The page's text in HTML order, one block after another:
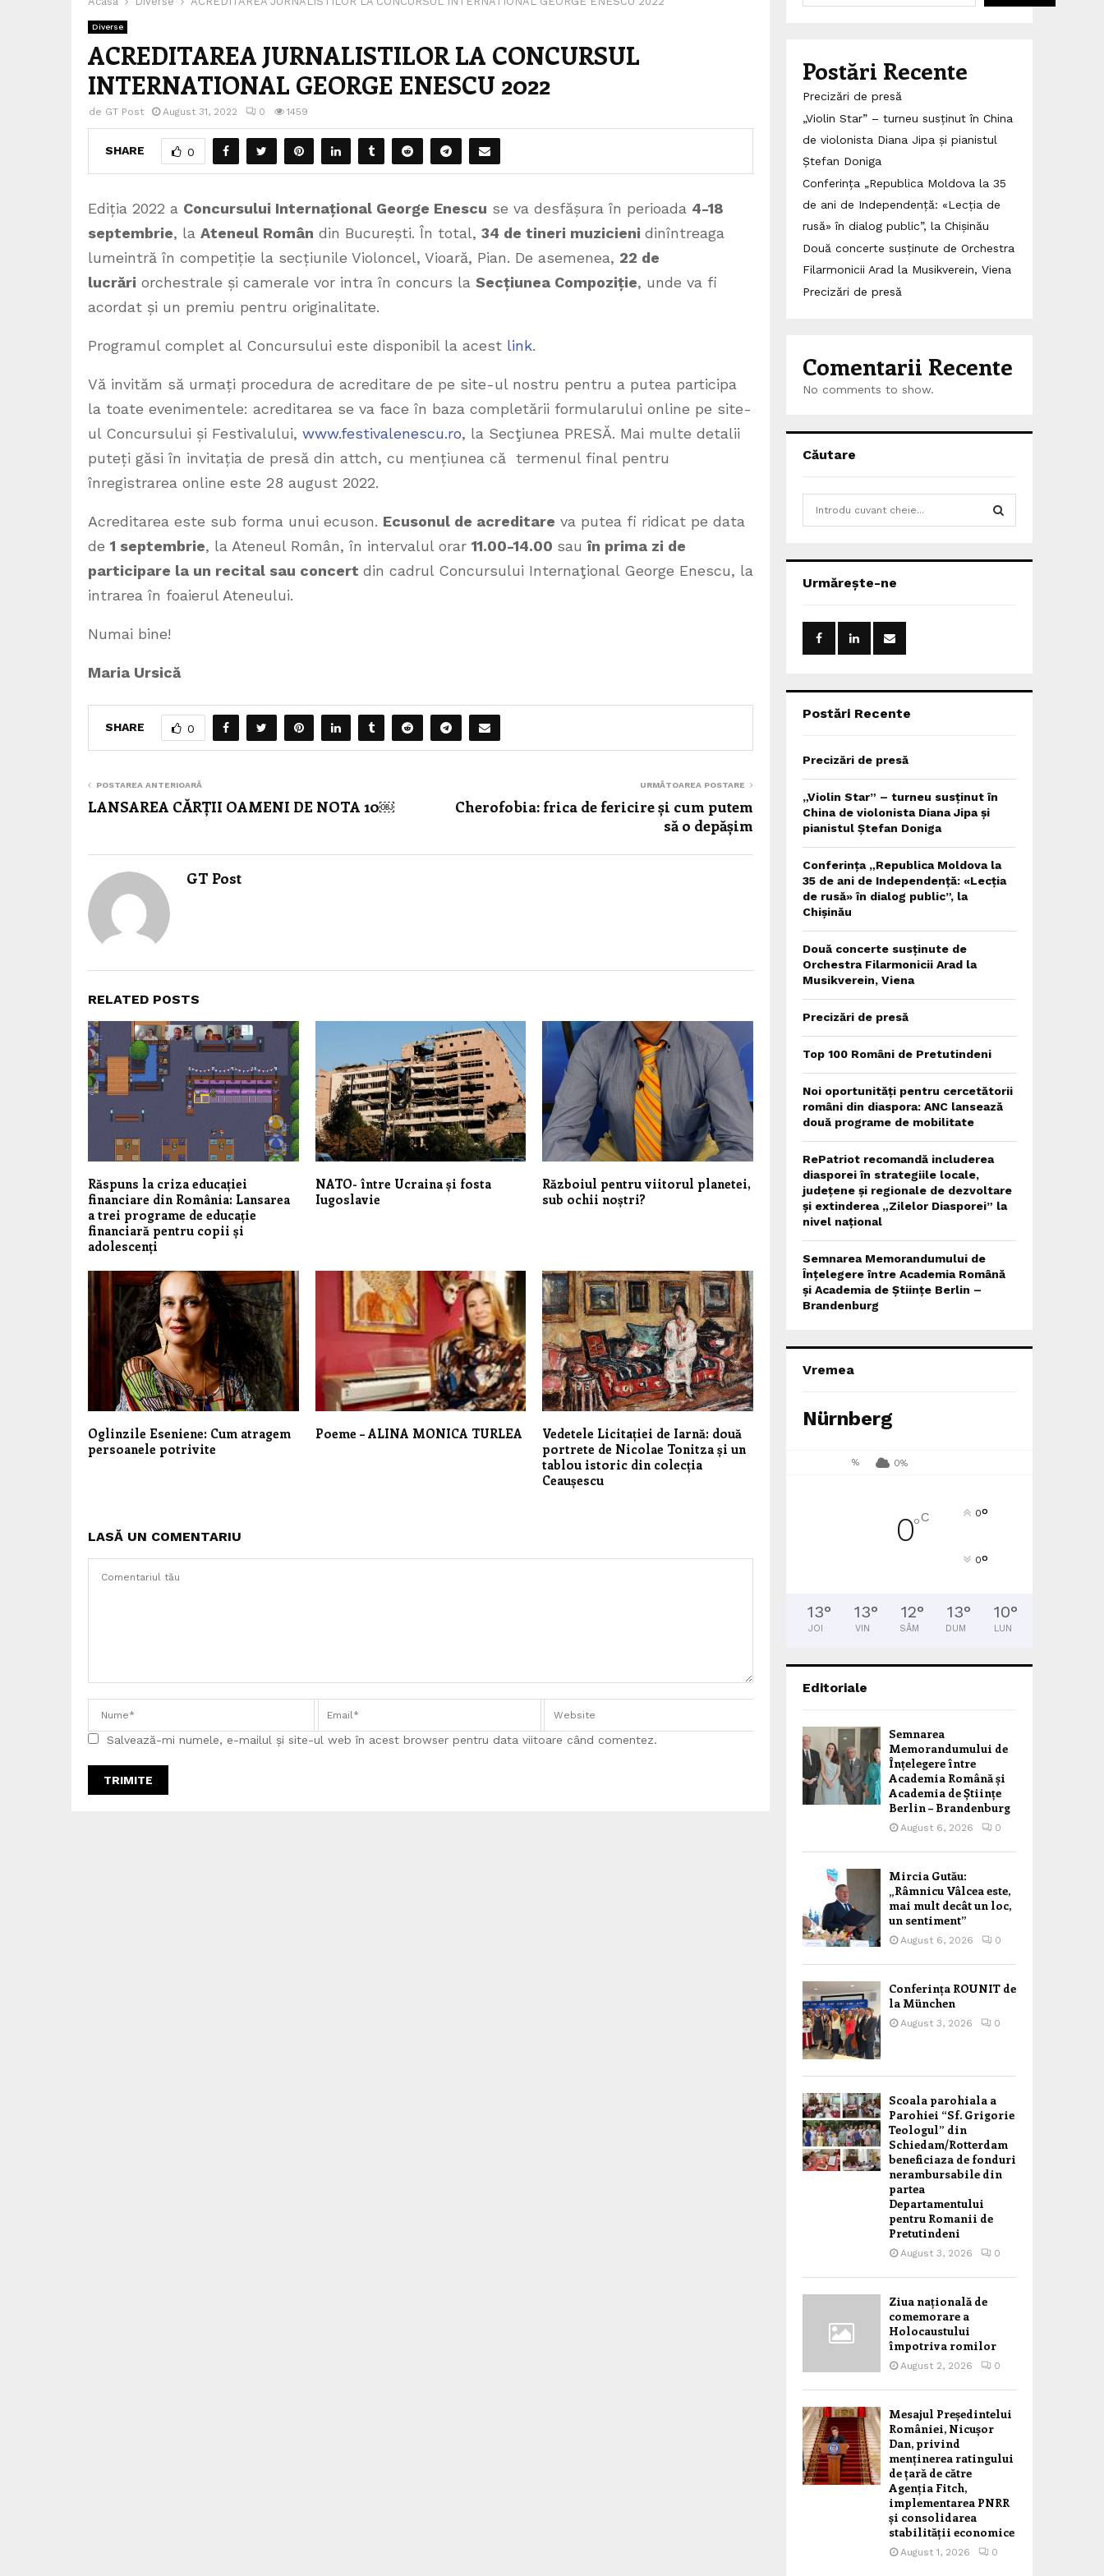
Diverse
ACREDITAREA JURNALISTILOR LA CONCURSUL
INTERNATIONAL GEORGE ENESCU 2022
de GT Post August 31, 2022 0 1459
SHARE 0
Ediția 2022 a Concursului Internațional George Enescu se va desfășura în perioada 4-18
septembrie, la Ateneul Român din București. În total, 34 de tineri muzicieni dinîntreaga
lumeintră în competiție la secțiunile Violoncel, Vioară, Pian. De asemenea, 22 de
lucrări orchestrale și camerale vor intra în concurs la Secțiunea Compoziție, unde va fi
acordat și un premiu pentru originalitate.
Programul complet al Concursului este disponibil la acest link.
Vă invităm să urmați procedura de acreditare de pe site-ul nostru pentru a putea participa
la toate evenimentele: acreditarea se va face în baza completării formularului online pe site-
ul Concursului și Festivalului, www.festivalenescu.ro, la Secţiunea PRESĂ. Mai multe detalii
puteți găsi în invitația de presă din attch, cu mențiunea că termenul final pentru
înregistrarea online este 28 august 2022.
Acreditarea este sub forma unui ecuson. Ecusonul de acreditare va putea fi ridicat pe data
de 1 septembrie, la Ateneul Român, în intervalul orar 11.00-14.00 sauîn prima zi de
participare la un recital sau concert din cadrul Concursului Internaţional George Enescu, la
intrarea în foaierul Ateneului.
Numai bine!
Maria Ursică
SHARE 0
POSTAREA ANTERIOARĂ
LANSAREA CĂRȚII OAMENI DE NOTA 10￼
URMĂTOAREA POSTARE
Cherofobia: frica de fericire și cum putem
să o depășim
GT Post
RELATED POSTS
Răspuns la criza educației
financiare din România: Lansarea
a trei programe de educație
financiară pentru copii și
adolescenți
NATO- între Ucraina și fosta
Iugoslavie
Războiul pentru viitorul planetei,
sub ochii noștri?
Oglinzile Eseniene: Cum atragem
persoanele potrivite
Poeme – ALINA MONICA TURLEA
Vedetele Licitației de Iarnă: două
portrete de Nicolae Tonitza și un
tablou istoric din colecția
Ceaușescu
LASĂ UN COMENTARIU
Salvează-mi numele, e-mailul și site-ul web în acest browser pentru data viitoare când comentez.
Postări Recente
Precizări de presă
„Violin Star” – turneu susținut în China
de violonista Diana Jipa și pianistul
Ștefan Doniga
Conferința „Republica Moldova la 35
de ani de Independență: «Lecția de
rusă» în dialog public”, la Chișinău
Două concerte susținute de Orchestra
Filarmonicii Arad la Musikverein, Viena
Precizări de presă
Comentarii Recente
No comments to show.
Căutare
h
o
:
Urmărește-ne
Postări Recente
Precizări de presă
„Violin Star” – turneu susținut în
China de violonista Diana Jipa și
pianistul Ștefan Doniga
Conferința „Republica Moldova la
35 de ani de Independență: «Lecția
de rusă» în dialog public”, la
Chișinău
Două concerte susținute de
Orchestra Filarmonicii Arad la
Musikverein, Viena
Precizări de presă
Top 100 Români de Pretutindeni
Noi oportunități pentru cercetătorii
români din diaspora: ANC lansează
două programe de mobilitate
RePatriot recomandă includerea
diasporei în strategiile locale,
județene și regionale de dezvoltare
și extinderea „Zilelor Diasporei” la
nivel național
Semnarea Memorandumului de
Înțelegere între Academia Română
și Academia de Științe Berlin –
Brandenburg
Vremea
Nürnberg
% 0%
0°C 0°
0°
13°
JOI
13°
VIN
12°
SÂM
13°
DUM
10°
LUN
Editoriale
Semnarea
Memorandumului de
Înțelegere între
Academia Română și
Academia de Științe
Berlin – Brandenburg
August 6, 2026 0
Mircia Gutău:
„Râmnicu Vâlcea este,
mai mult decât un loc,
un sentiment”
August 6, 2026 0
Conferința ROUNIT de
la München
August 3, 2026 0
Scoala parohiala a
Parohiei “Sf. Grigorie
Teologul” din
Schiedam/Rotterdam
beneficiaza de fonduri
nerambursabile din
partea
Departamentului
pentru Romanii de
Pretutindeni
August 3, 2026 0
Ziua națională de
comemorare a
Holocaustului
împotriva romilor
August 2, 2026 0
Mesajul Președintelui
României, Nicușor
Dan, privind
menținerea ratingului
de țară de către
Agenția Fitch,
implementarea PNRR
și consolidarea
stabilității economice
August 1, 2026 0